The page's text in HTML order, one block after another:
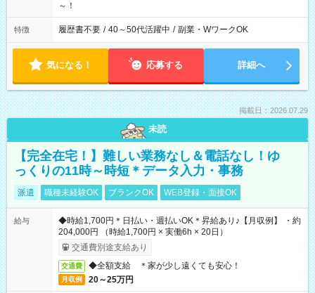
～！
特徴 履歴書不要 / 40～50代活躍中 / 副業・WワークOK
気になる！ 応募する 詳細へ
掲載日：2026.07.29
未読
【完全在宅！】難しい業務なし＆電話なし！ゆ
っくりの11時～時短＊データ入力・事務
派遣 職種未経験OK ブランクOK WEB登録・面接OK
給与
◆時給1,700円＊日払い・週払いOK＊昇給あり♪【月収例】 ・約
204,000円 （時給1,700円 × 実働6h × 20日）
交通費別途支給あり
交通費 ◆全額支給 ＊家が少し遠くても安心！
月収例 20～25万円